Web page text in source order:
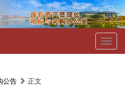
公告 正文